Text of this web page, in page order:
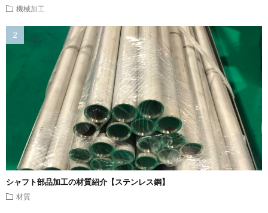
機械加工
シャフト部品加工の材質紹介【ステンレス鋼】
材質